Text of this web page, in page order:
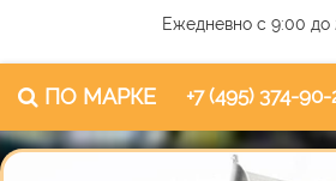
Ежедневно с 9:00 до
ПО МАРКЕ +7 (495) 374-90-